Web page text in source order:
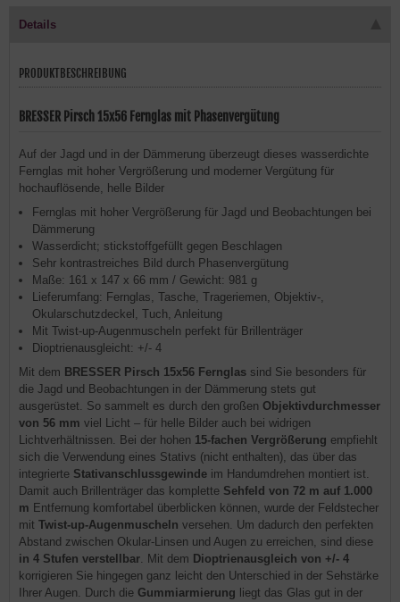
Details
PRODUKTBESCHREIBUNG
BRESSER Pirsch 15x56 Fernglas mit Phasenvergütung
Auf der Jagd und in der Dämmerung überzeugt dieses wasserdichte
Fernglas mit hoher Vergrößerung und moderner Vergütung für
hochauflösende, helle Bilder
Fernglas mit hoher Vergrößerung für Jagd und Beobachtungen bei
Dämmerung
Wasserdicht; stickstoffgefüllt gegen Beschlagen
Sehr kontrastreiches Bild durch Phasenvergütung
Maße: 161 x 147 x 66 mm / Gewicht: 981 g
Lieferumfang: Fernglas, Tasche, Trageriemen, Objektiv-,
Okularschutzdeckel, Tuch, Anleitung
Mit Twist-up-Augenmuscheln perfekt für Brillenträger
Dioptrienausgleicht: +/- 4
Mit dem BRESSER Pirsch 15x56 Fernglas sind Sie besonders für
die Jagd und Beobachtungen in der Dämmerung stets gut
ausgerüstet. So sammelt es durch den großen Objektivdurchmesser
von 56 mm viel Licht – für helle Bilder auch bei widrigen
Lichtverhältnissen. Bei der hohen 15-fachen Vergrößerung empfiehlt
sich die Verwendung eines Stativs (nicht enthalten), das über das
integrierte Stativanschlussgewinde im Handumdrehen montiert ist.
Damit auch Brillenträger das komplette Sehfeld von 72 m auf 1.000
m Entfernung komfortabel überblicken können, wurde der Feldstecher
mit Twist-up-Augenmuscheln versehen. Um dadurch den perfekten
Abstand zwischen Okular-Linsen und Augen zu erreichen, sind diese
in 4 Stufen verstellbar. Mit dem Dioptrienausgleich von +/- 4
korrigieren Sie hingegen ganz leicht den Unterschied in der Sehstärke
Ihrer Augen. Durch die Gummiarmierung liegt das Glas gut in der